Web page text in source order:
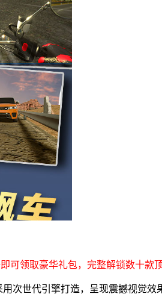
可领取豪华礼包，完整解锁数十款
用次世代引擎打造，呈现震撼视觉